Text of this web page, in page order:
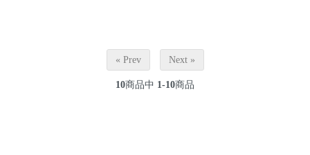
« Prev Next »
10商品中 1-10商品